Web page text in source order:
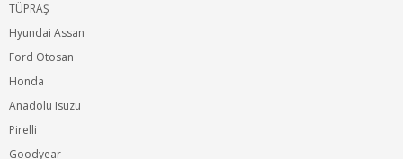
TÜPRAŞ
Hyundai Assan
Ford Otosan
Honda
Anadolu Isuzu
Pirelli
Goodyear